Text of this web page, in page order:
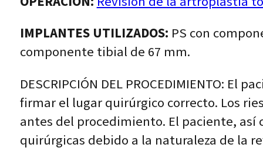
IMPLANTES UTILIZADOS: PS con
componente tibial de 67 mm.
DESCRIPCIÓN DEL PROCEDIMIENTO:
firmar el lugar quirúrgico correcto. Los
antes del procedimiento. El paciente,
quirúrgicas debido a la naturaleza de la